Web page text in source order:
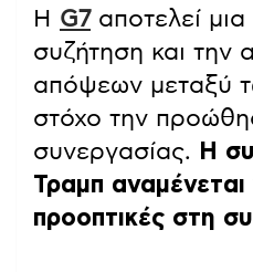
Η G7αποτελεί
συζήτηση και την
απόψεων μεταξύ
στόχο την
συνεργασίας.
Η
Τραμπ
προοπτικές στη